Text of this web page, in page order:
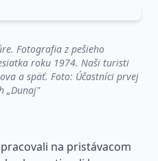
Fotografia z pešieho
roku 1974. Naši turisti
a späť. Foto: Účastníci prvej
„Dunaj"
na pristávacom